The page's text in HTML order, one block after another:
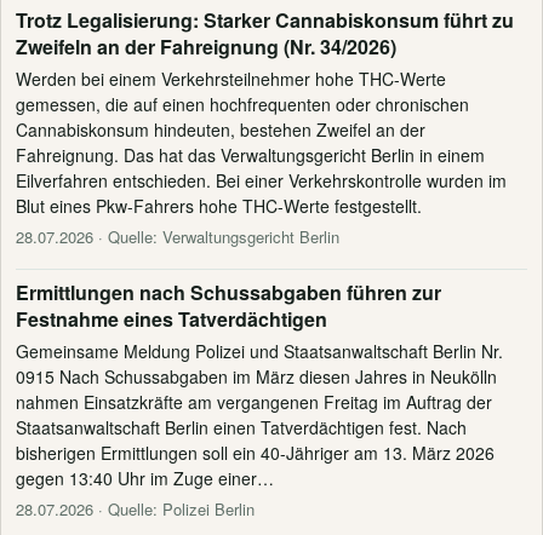
Trotz Legalisierung: Starker Cannabiskonsum führt zu
Zweifeln an der Fahreignung (Nr. 34/2026)
Werden bei einem Verkehrsteilnehmer hohe THC-Werte
gemessen, die auf einen hochfrequenten oder chronischen
Cannabiskonsum hindeuten, bestehen Zweifel an der
Fahreignung. Das hat das Verwaltungsgericht Berlin in einem
Eilverfahren entschieden. Bei einer Verkehrskontrolle wurden im
Blut eines Pkw-Fahrers hohe THC-Werte festgestellt.
28.07.2026 · Quelle: Verwaltungsgericht Berlin
Ermittlungen nach Schussabgaben führen zur
Festnahme eines Tatverdächtigen
Gemeinsame Meldung Polizei und Staatsanwaltschaft Berlin Nr.
0915 Nach Schussabgaben im März diesen Jahres in Neukölln
nahmen Einsatzkräfte am vergangenen Freitag im Auftrag der
Staatsanwaltschaft Berlin einen Tatverdächtigen fest. Nach
bisherigen Ermittlungen soll ein 40-Jähriger am 13. März 2026
gegen 13:40 Uhr im Zuge einer…
28.07.2026 · Quelle: Polizei Berlin